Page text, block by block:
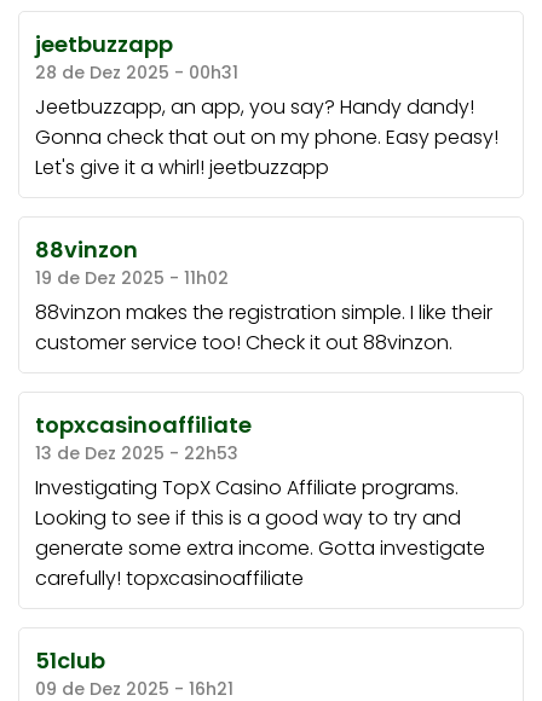
jeetbuzzapp
28 de Dez 2025 - 00h31
Jeetbuzzapp, an app, you say? Handy dandy!
Gonna check that out on my phone. Easy peasy!
Let's give it a whirl! jeetbuzzapp
88vinzon
19 de Dez 2025 - 11h02
88vinzon makes the registration simple. I like their
customer service too! Check it out88vinzon.
topxcasinoaffiliate
13 de Dez 2025 - 22h53
Investigating TopX Casino Affiliate programs.
Looking to see if this is a good way to try and
generate some extra income. Gotta investigate
carefully! topxcasinoaffiliate
51club
09 de Dez 2025 - 16h21